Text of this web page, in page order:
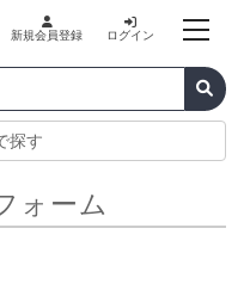
新規会員登録 ログイン
探す
ォーム